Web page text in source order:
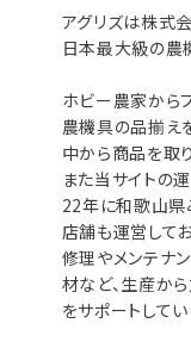
アグリズは株式
日本最大級の農
ホビー農家から
農機具の品揃え
中から商品を取
また当サイトの
22年に和歌山県
店舗も運営して
修理やメンテナ
材など、生産か
をサポートしてい